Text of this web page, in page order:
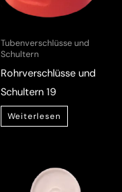
Tubenverschlüsse und
Schultern
Rohrverschlüsse und
Schultern 19
Weiterlesen